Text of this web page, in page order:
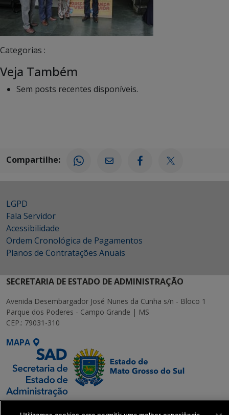
Categorias :
Veja Também
Sem posts recentes disponíveis.
Compartilhe:
LGPD
Fala Servidor
Acessibilidade
Ordem Cronológica de Pagamentos
Planos de Contratações Anuais
SECRETARIA DE ESTADO DE ADMINISTRAÇÃO
Avenida Desembargador José Nunes da Cunha s/n - Bloco 1
Parque dos Poderes - Campo Grande | MS
CEP.: 79031-310
MAPA